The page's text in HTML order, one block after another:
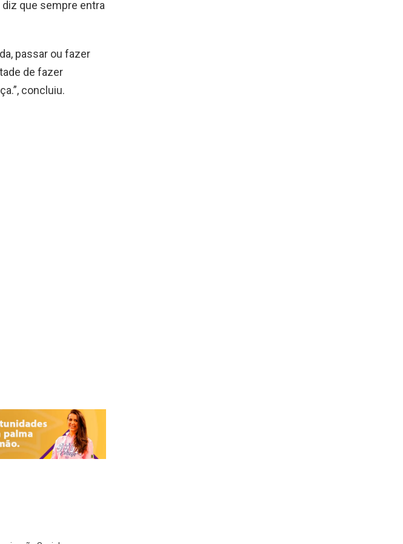
diz que sempre entra
passar ou fazer
de fazer
concluiu.